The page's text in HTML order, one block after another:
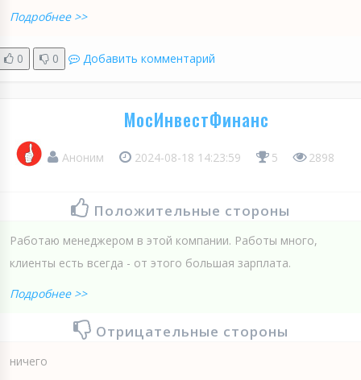
Подробнее >>
0 0 Добавить комментарий
МосИнвестФинанс
Аноним 2024-08-18 14:23:59 5 2898
Положительные стороны
Работаю менеджером в этой компании. Работы много,
клиенты есть всегда - от этого большая зарплата.
Подробнее >>
Отрицательные стороны
ничего